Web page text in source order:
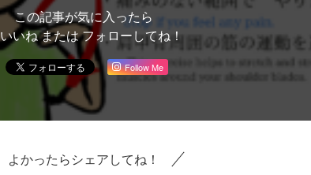
この記事が気に入ったら
いいね または フォローしてね！
Follow Me
よかったらシェアしてね！